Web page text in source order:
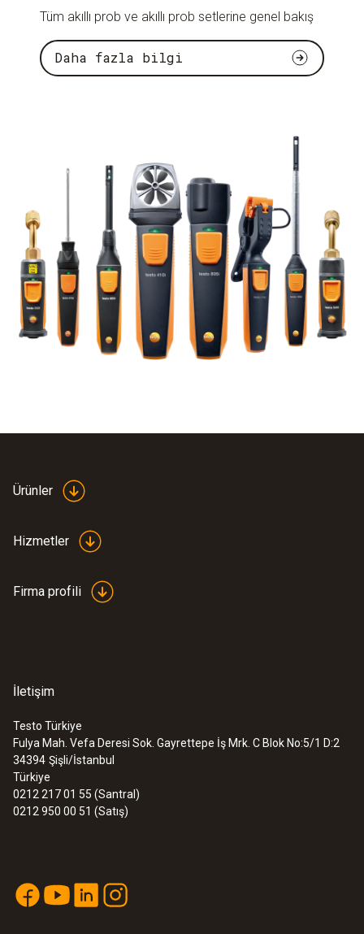
Tüm akıllı prob ve akıllı prob setlerine genel bakış
Daha fazla bilgi
Ürünler
Hizmetler
Firma profili
İletişim
Testo Türkiye
Fulya Mah. Vefa Deresi Sok. Gayrettepe İş Mrk. C Blok No:5/1 D:2
34394 Şişli/İstanbul
Türkiye
0212 217 01 55 (Santral)
0212 950 00 51 (Satış)